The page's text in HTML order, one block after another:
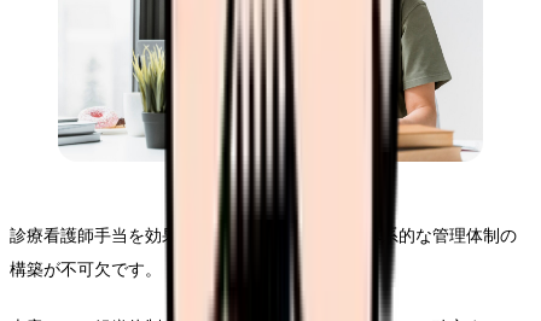
診療看護師手当を効果的に運用するためには、体系的な管理体制の
構築が不可欠です。